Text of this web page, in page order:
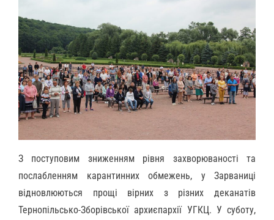
З поступовим зниженням рівня захворюваності та
послабленням карантинних обмежень, у Зарваниці
відновлюються прощі вірних з різних деканатів
Тернопільсько-Зборівської архиєпархії УГКЦ. У суботу,